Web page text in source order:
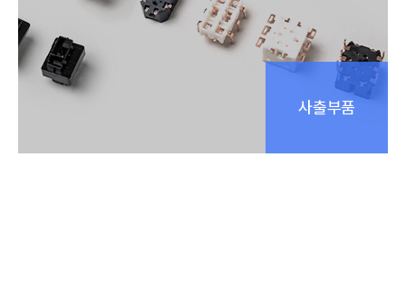
사출부품